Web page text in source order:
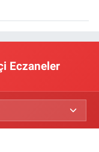
Eczaneler